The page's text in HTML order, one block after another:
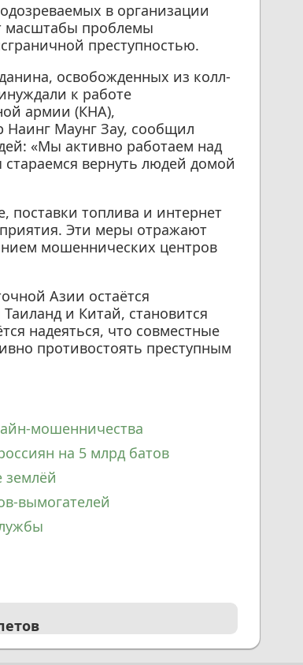
в организации
масштабы проблемы
преступностью.
освобожденных из колл-
к работе
армии (КНА),
Маунг Зау, сообщил
«Мы активно работаем над
вернуть людей домой
поставки топлива и интернет
Эти меры отражают
мошеннических центров
Азии остаётся
и Китай, становится
надеяться, что совместные
противостоять преступным
мошенничества
на 5 млрд батов
землёй
вымогателей